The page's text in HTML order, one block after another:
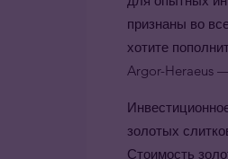
признаны во
хотите
Argor-Heraeus
золотых
Стоимость